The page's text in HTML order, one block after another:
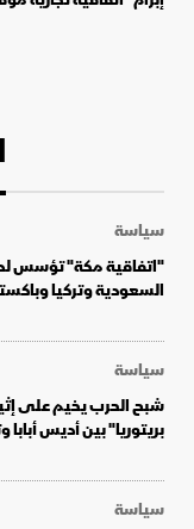
سياسة
"اتفاقية مكة" تؤسس
السعودية وتركيا
سياسة
شبح الحرب يخيم على
بريتوريا" بين أديس
سياسة